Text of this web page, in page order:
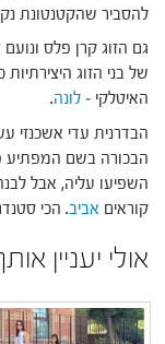
להסביר שהקטנטונת
גם הזוג קרן פלס
של בני הזוג
האיטלקי – לונה.
הבדרנית עדי
הבכורה בשם המפתיע
השפיעו עליה, אבל
קוראים אביב. הכי
אולי יעניין